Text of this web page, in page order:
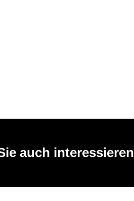
auch interessieren